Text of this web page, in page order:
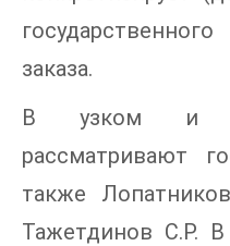
заказа.
В узком и
рассматривают
также
Тажетдинов С.Р.